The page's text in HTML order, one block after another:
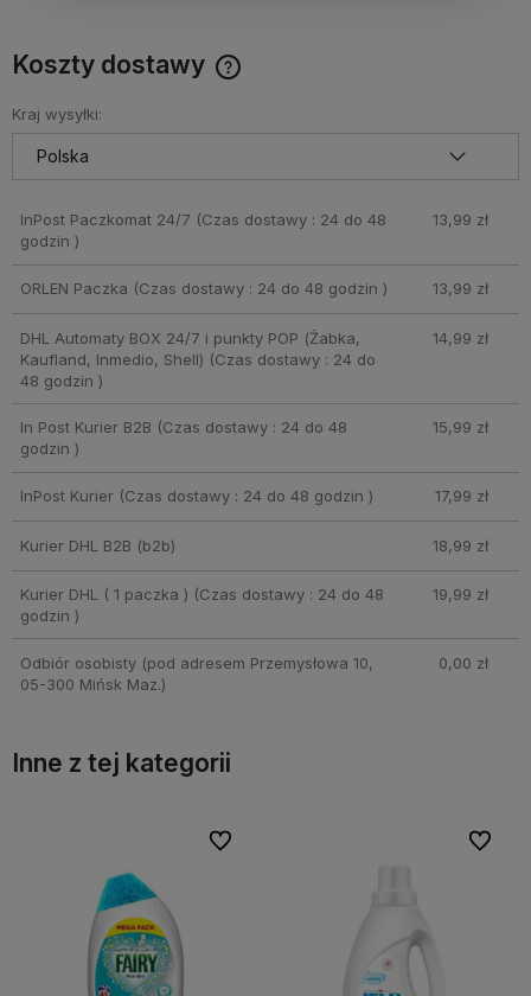
Koszty dostawy
Kraj wysyłki:
InPost Paczkomat 24/7 (Czas dostawy : 24 do 48
godzin )
13,99 zł
ORLEN Paczka (Czas dostawy : 24 do 48 godzin ) 13,99 zł
DHL Automaty BOX 24/7 i punkty POP (Żabka,
Kaufland, Inmedio, Shell) (Czas dostawy : 24 do
48 godzin )
14,99 zł
In Post Kurier B2B (Czas dostawy : 24 do 48
godzin )
15,99 zł
InPost Kurier (Czas dostawy : 24 do 48 godzin ) 17,99 zł
Kurier DHL B2B (b2b) 18,99 zł
Kurier DHL ( 1 paczka ) (Czas dostawy : 24 do 48
godzin )
19,99 zł
Odbiór osobisty (pod adresem Przemysłowa 10,
05-300 Mińsk Maz.)
0,00 zł
Inne z tej kategorii
Do ulubionych
Do ulubionych Do
Do